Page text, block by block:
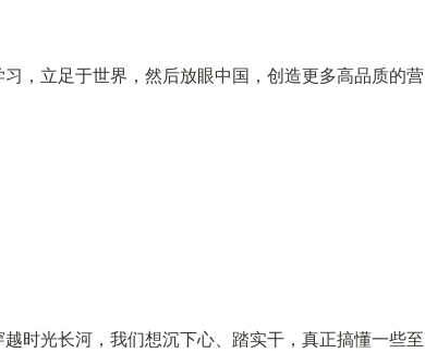
，立足于世界，然后放眼中国，创造更多高品质的营
时光长河，我们想沉下心、踏实干，真正搞懂一些至